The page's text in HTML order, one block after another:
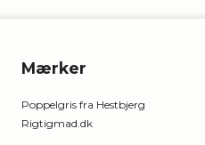
Mærker
Poppelgris fra Hestbjerg
Rigtigmad.dk